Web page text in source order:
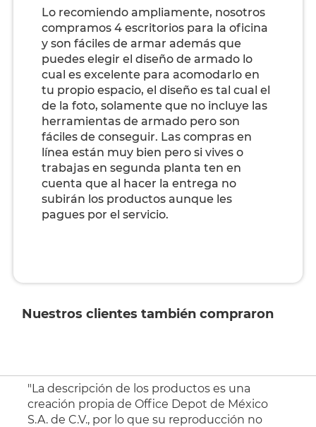
Lo recomiendo ampliamente, nosotros
compramos 4 escritorios para la oficina
y son fáciles de armar además que
puedes elegir el diseño de armado lo
cual es excelente para acomodarlo en
tu propio espacio, el diseño es tal cual el
de la foto, solamente que no incluye las
herramientas de armado pero son
fáciles de conseguir. Las compras en
línea están muy bien pero si vives o
trabajas en segunda planta ten en
cuenta que al hacer la entrega no
subirán los productos aunque les
pagues por el servicio.
Nuestros clientes también compraron
"La descripción de los productos es una
creación propia de Office Depot de México
S.A. de C.V., por lo que su reproducción no